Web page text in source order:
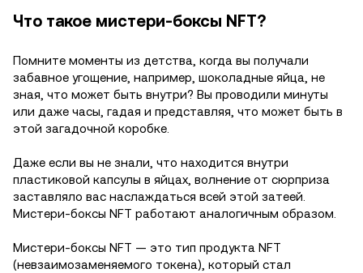
Что такое мистери-боксы NFT?
Помните моменты из детства, когда вы получали
забавное угощение, например, шоколадные яйца, не
зная, что может быть внутри? Вы проводили минуты
или даже часы, гадая и представляя, что может быть в
этой загадочной коробке.
Даже если вы не знали, что находится внутри
пластиковой капсулы в яйцах, волнение от сюрприза
заставляло вас наслаждаться всей этой затеей.
Мистери-боксы NFT работают аналогичным образом.
Мистери-боксы NFT — это тип продукта NFT
(невзаимозаменяемого токена), который стал